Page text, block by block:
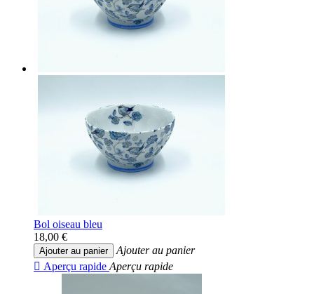
Bol oiseau bleu
18,00 €
Ajouter au panier
Ajouter au panier
 Aperçu rapide Aperçu rapide